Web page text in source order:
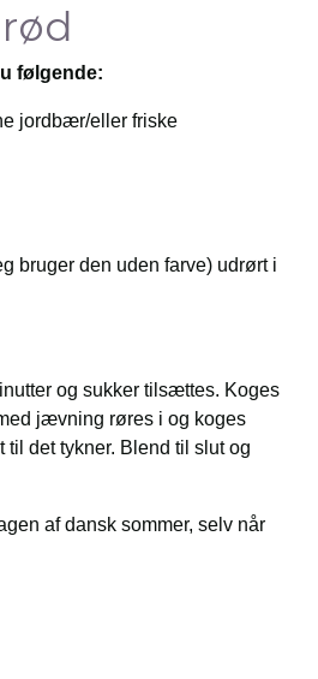
følgende:
jordbær/eller friske
bruger den uden farve) udrørt i
og sukker tilsættes. Koges
jævning røres i og koges
det tykner. Blend til slut og
af dansk sommer, selv når